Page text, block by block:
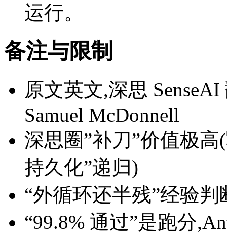
运行。
备注与限制
原文英文,深思
Samuel McDonnell
深思圈”补刀”价值极
持久化”递归)
“外循环还半残”经验
“99.8% 通过”是跑分